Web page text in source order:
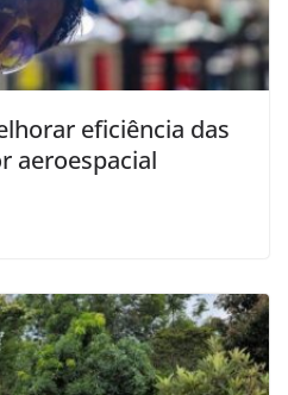
eficiência das
aeroespacial